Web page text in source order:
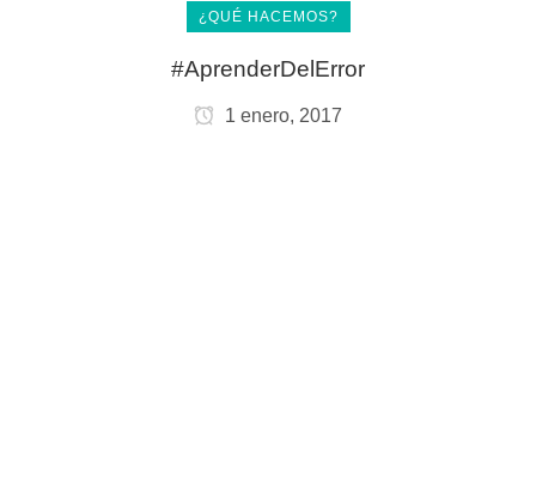
¿QUÉ HACEMOS?
#AprenderDelError
1 enero, 2017